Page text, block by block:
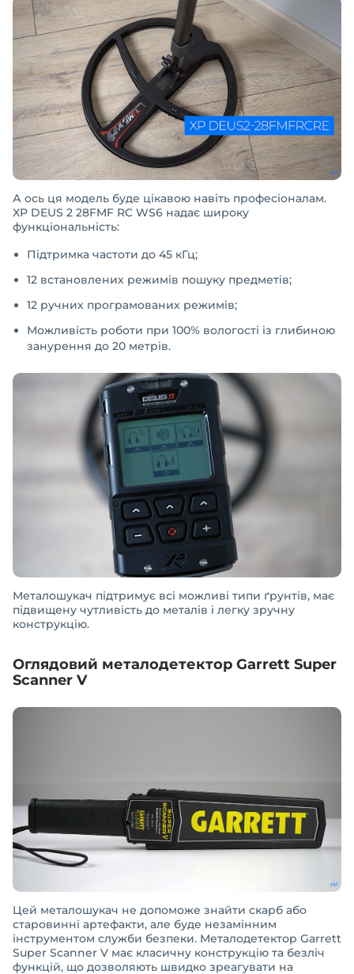
А ось ця модель буде цікавою навіть професіоналам.
XP DEUS 2 28FMF RC WS6 надає широку
функціональність:
Підтримка частоти до 45 кГц;
12 встановлених режимів пошуку предметів;
12 ручних програмованих режимів;
Можливість роботи при 100% вологості із глибиною
занурення до 20 метрів.
Металошукач підтримує всі можливі типи ґрунтів, має
підвищену чутливість до металів і легку зручну
конструкцію.
Оглядовий металодетектор Garrett Super
Scanner V
Цей металошукач не допоможе знайти скарб або
старовинні артефакти, але буде незамінним
інструментом служби безпеки. Металодетектор Garrett
Super Scanner V має класичну конструкцію та безліч
функцій, що дозволяють швидко зреагувати на